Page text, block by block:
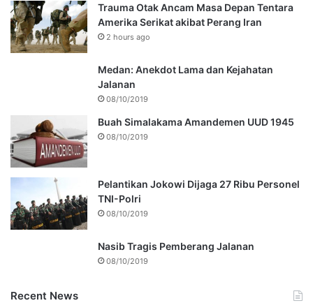
Trauma Otak Ancam Masa Depan Tentara
Amerika Serikat akibat Perang Iran
2 hours ago
Medan: Anekdot Lama dan Kejahatan
Jalanan
08/10/2019
Buah Simalakama Amandemen UUD 1945
08/10/2019
Pelantikan Jokowi Dijaga 27 Ribu Personel
TNI-Polri
08/10/2019
Nasib Tragis Pemberang Jalanan
08/10/2019
Recent News